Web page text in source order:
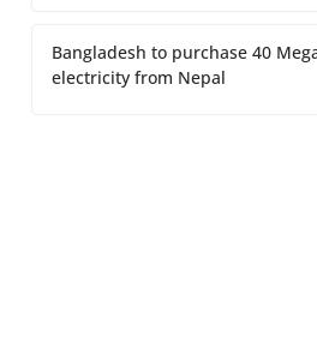
Bangladesh to purchase 40
electricity from Nepal